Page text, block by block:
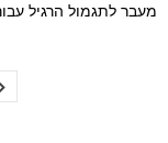
מעבר לתגמול הרגיל